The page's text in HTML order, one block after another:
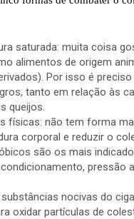
saturada: muita coisa
alimentos de origem
Por isso é
tanto em relação às
queijos.
físicas: não tem forma
corporal e reduzir o
são os mais
pressão
nocivas do
oxidar partículas de